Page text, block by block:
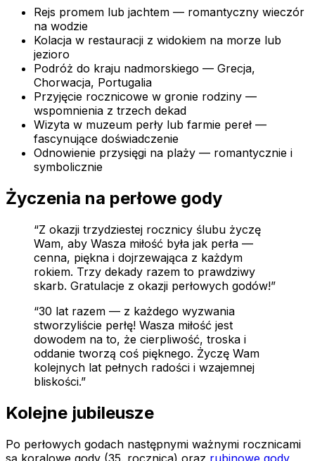
Rejs promem lub jachtem — romantyczny wieczór
na wodzie
Kolacja w restauracji z widokiem na morze lub
jezioro
Podróż do kraju nadmorskiego — Grecja,
Chorwacja, Portugalia
Przyjęcie rocznicowe w gronie rodziny —
wspomnienia z trzech dekad
Wizyta w muzeum perły lub farmie pereł —
fascynujące doświadczenie
Odnowienie przysięgi na plaży — romantycznie i
symbolicznie
Życzenia na perłowe gody
“Z okazji trzydziestej rocznicy ślubu życzę
Wam, aby Wasza miłość była jak perła —
cenna, piękna i dojrzewająca z każdym
rokiem. Trzy dekady razem to prawdziwy
skarb. Gratulacje z okazji perłowych godów!”
“30 lat razem — z każdego wyzwania
stworzyliście perłę! Wasza miłość jest
dowodem na to, że cierpliwość, troska i
oddanie tworzą coś pięknego. Życzę Wam
kolejnych lat pełnych radości i wzajemnej
bliskości.”
Kolejne jubileusze
Po perłowych godach następnymi ważnymi rocznicami
są koralowe gody (35. rocznica) oraz rubinowe gody